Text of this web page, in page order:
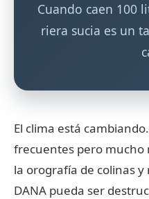
Cuando caen 100
riera sucia es un
El clima está
frecuentes pero mucho
la orografía de colinas
DANA pueda ser